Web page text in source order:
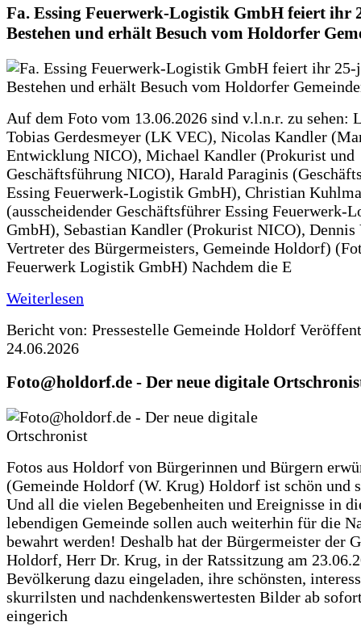
Fa. Essing Feuerwerk-Logistik GmbH feiert ihr
Bestehen und erhält Besuch vom Holdorfer
Auf dem Foto vom 13.06.2026 sind v.l.n.r. zu sehen:
Tobias Gerdesmeyer (LK VEC), Nicolas Kandler
Entwicklung NICO), Michael Kandler (Prokurist und
Geschäftsführung NICO), Harald Paraginis
Essing Feuerwerk-Logistik GmbH), Christian
(ausscheidender Geschäftsführer Essing Feuerwerk-
GmbH), Sebastian Kandler (Prokurist NICO),
Vertreter des Bürgermeisters, Gemeinde Holdorf)
Feuerwerk Logistik GmbH) Nachdem die E
Weiterlesen
Bericht von: Pressestelle Gemeinde Holdorf
24.06.2026
Foto@holdorf.de - Der neue digitale
Fotos aus Holdorf von Bürgerinnen und Bürgern
(Gemeinde Holdorf (W. Krug) Holdorf ist schön und
Und all die vielen Begebenheiten und Ereignisse in
lebendigen Gemeinde sollen auch weiterhin für die
bewahrt werden! Deshalb hat der Bürgermeister der
Holdorf, Herr Dr. Krug, in der Ratssitzung am
Bevölkerung dazu eingeladen, ihre schönsten,
skurrilsten und nachdenkenswertesten Bilder ab
eingerich